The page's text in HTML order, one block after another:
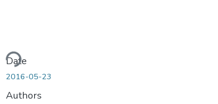
Date
2016-05-23
Authors